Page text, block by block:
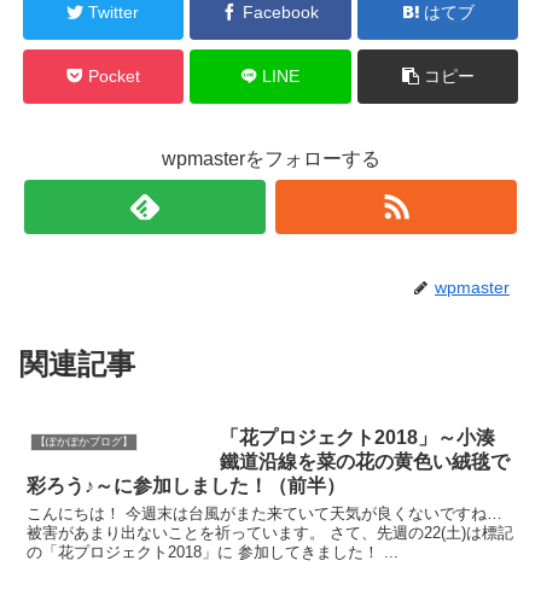
Twitter Facebook はてブ
Pocket LINE コピー
wpmasterをフォローする
wpmaster
関連記事
【ぽかぽかブログ】
「花プロジェクト2018」～小湊
鐵道沿線を菜の花の黄色い絨毯で
彩ろう♪～に参加しました！（前半）
こんにちは！ 今週末は台風がまた来ていて天気が良くないですね…
被害があまり出ないことを祈っています。 さて、先週の22(土)は標記